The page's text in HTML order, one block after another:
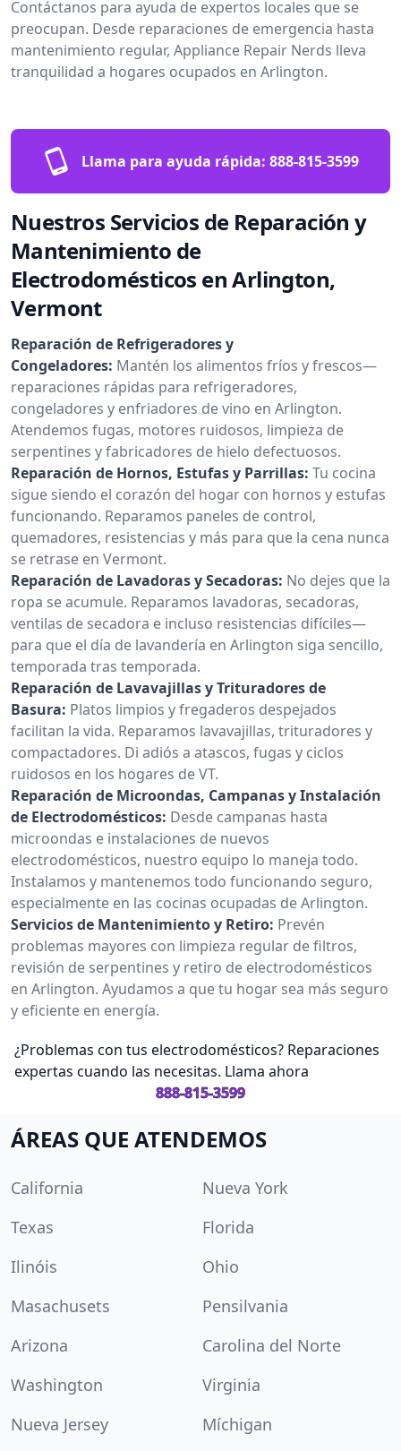
Contáctanos para ayuda de expertos locales que se
preocupan. Desde reparaciones de emergencia hasta
mantenimiento regular, Appliance Repair Nerds lleva
tranquilidad a hogares ocupados en Arlington.
Llama para ayuda rápida: 888-815-3599
Nuestros Servicios de Reparación y
Mantenimiento de
Electrodomésticos en Arlington,
Vermont
Reparación de Refrigeradores y
Congeladores: Mantén los alimentos fríos y frescos—
reparaciones rápidas para refrigeradores,
congeladores y enfriadores de vino en Arlington.
Atendemos fugas, motores ruidosos, limpieza de
serpentines y fabricadores de hielo defectuosos.
Reparación de Hornos, Estufas y Parrillas: Tu cocina
sigue siendo el corazón del hogar con hornos y estufas
funcionando. Reparamos paneles de control,
quemadores, resistencias y más para que la cena nunca
se retrase en Vermont.
Reparación de Lavadoras y Secadoras: No dejes que la
ropa se acumule. Reparamos lavadoras, secadoras,
ventilas de secadora e incluso resistencias difíciles—
para que el día de lavandería en Arlington siga sencillo,
temporada tras temporada.
Reparación de Lavavajillas y Trituradores de
Basura: Platos limpios y fregaderos despejados
facilitan la vida. Reparamos lavavajillas, trituradores y
compactadores. Di adiós a atascos, fugas y ciclos
ruidosos en los hogares de VT.
Reparación de Microondas, Campanas y Instalación
de Electrodomésticos: Desde campanas hasta
microondas e instalaciones de nuevos
electrodomésticos, nuestro equipo lo maneja todo.
Instalamos y mantenemos todo funcionando seguro,
especialmente en las cocinas ocupadas de Arlington.
Servicios de Mantenimiento y Retiro: Prevén
problemas mayores con limpieza regular de filtros,
revisión de serpentines y retiro de electrodomésticos
en Arlington. Ayudamos a que tu hogar sea más seguro
y eficiente en energía.
¿Problemas con tus electrodomésticos? Reparaciones
expertas cuando las necesitas. Llama ahora
888-815-3599
ÁREAS QUE ATENDEMOS
California
Nueva York
Texas
Florida
Ilinóis
Ohio
Masachusets
Pensilvania
Arizona
Carolina del Norte
Washington
Virginia
Nueva Jersey
Míchigan